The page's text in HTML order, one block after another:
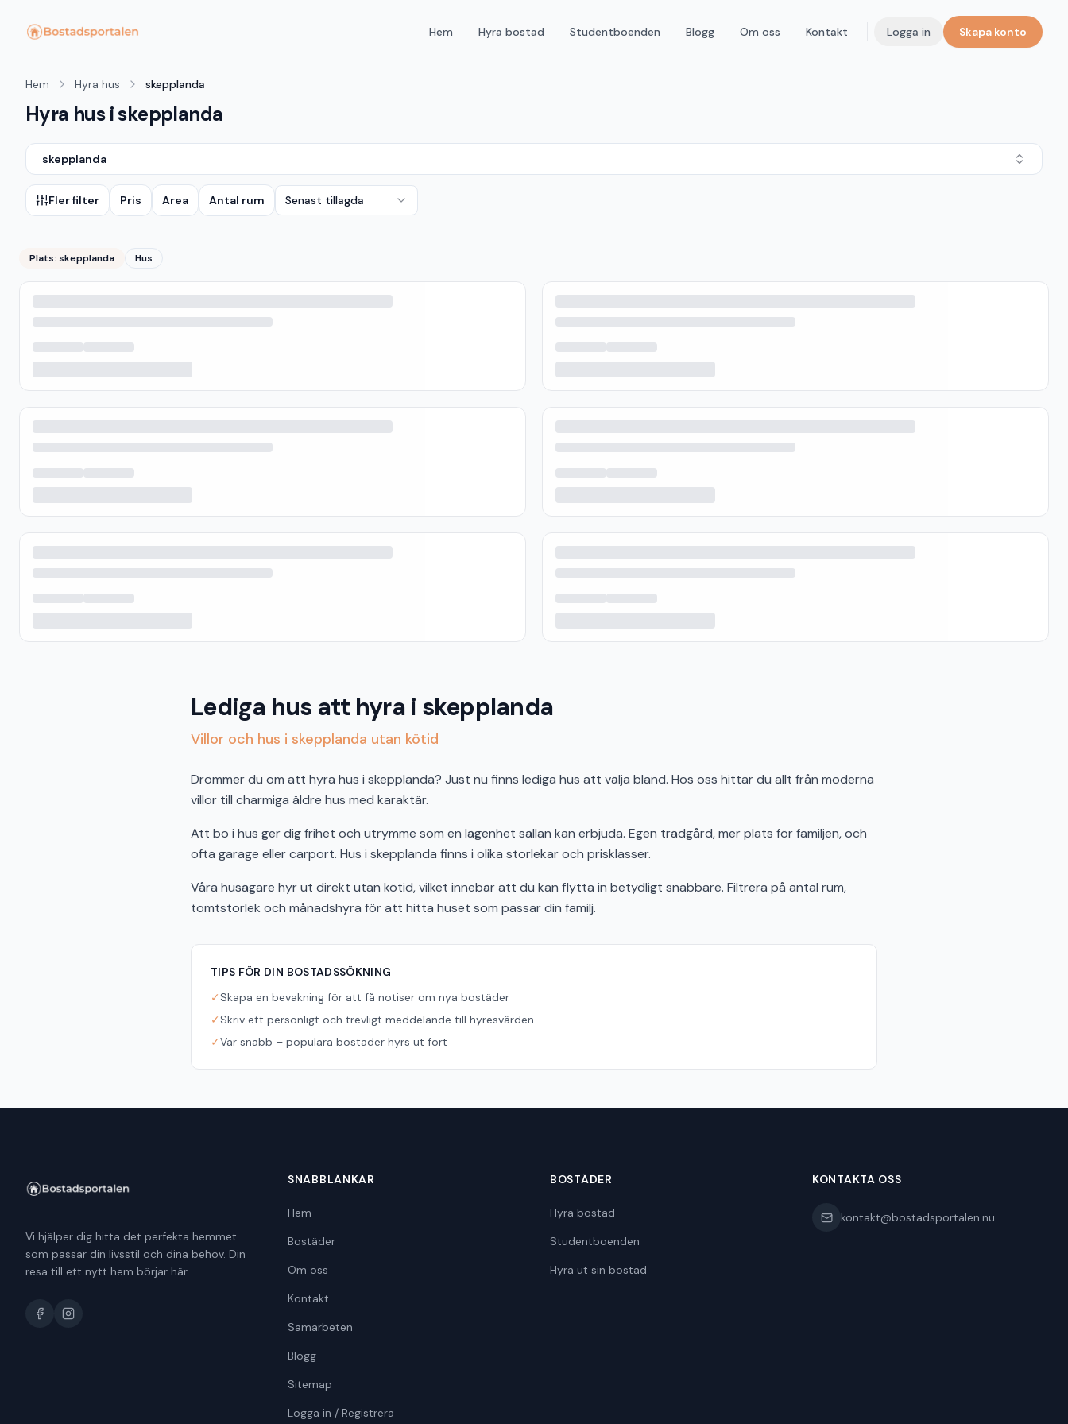
Hem Hyra bostad Studentboenden Blogg Om oss Kontakt Logga in Skapa konto
Hem Hyra hus skepplanda
Hyra hus i skepplanda
skepplanda
Fler filter Pris Area Antal rum Senast tillagda
Plats: skepplanda Hus
Lediga hus att hyra i skepplanda
Villor och hus i skepplanda utan kötid
Drömmer du om att hyra hus i skepplanda? Just nu finns lediga hus att välja bland. Hos oss hittar du allt från moderna
villor till charmiga äldre hus med karaktär.
Att bo i hus ger dig frihet och utrymme som en lägenhet sällan kan erbjuda. Egen trädgård, mer plats för familjen, och
ofta garage eller carport. Hus i skepplanda finns i olika storlekar och prisklasser.
Våra husägare hyr ut direkt utan kötid, vilket innebär att du kan flytta in betydligt snabbare. Filtrera på antal rum,
tomtstorlek och månadshyra för att hitta huset som passar din familj.
TIPS FÖR DIN BOSTADSSÖKNING
✓Skapa en bevakning för att få notiser om nya bostäder
✓Skriv ett personligt och trevligt meddelande till hyresvärden
✓Var snabb – populära bostäder hyrs ut fort
Vi hjälper dig hitta det perfekta hemmet
som passar din livsstil och dina behov. Din
resa till ett nytt hem börjar här.
SNABBLÄNKAR
Hem
Bostäder
Om oss
Kontakt
Samarbeten
Blogg
Sitemap
Logga in / Registrera
BOSTÄDER
Hyra bostad
Studentboenden
Hyra ut sin bostad
KONTAKTA OSS
kontakt@bostadsportalen.nu